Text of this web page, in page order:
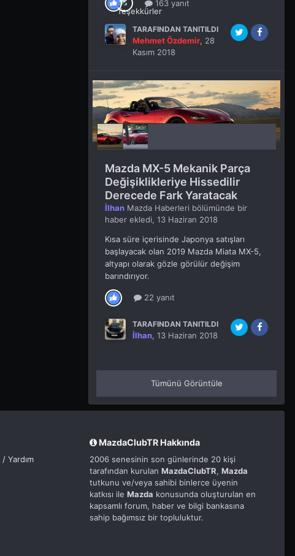
163 yanıt
TARAFINDAN TANITILDI
Mehmet Özdemir, 28
Kasım 2018
Mazda MX-5 Mekanik Parça
Değişiklikleriye Hissedilir
Derecede Fark Yaratacak
İlhan Mazda Haberleri bölümünde bir
haber ekledi, 13 Haziran 2018
Kısa süre içerisinde Japonya satışları
başlayacak olan 2019 Mazda Miata MX-5,
altyapı olarak gözle görülür değişim
barındırıyor.
22 yanıt
TARAFINDAN TANITILDI
İlhan, 13 Haziran 2018
Tümünü Görüntüle
Yardım
MazdaClubTR Hakkında
2006 senesinin son günlerinde 20 kişi
tarafından kurulan MazdaClubTR, Mazda
tutkunu ve/veya sahibi binlerce üyenin
katkısı ile Mazda konusunda oluşturulan en
kapsamlı forum, haber ve bilgi bankasına
sahip bağımsız bir topluluktur.